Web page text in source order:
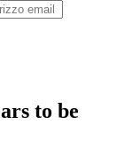
to be